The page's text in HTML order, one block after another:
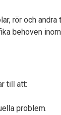
rör och
behoven
till att:
problem.